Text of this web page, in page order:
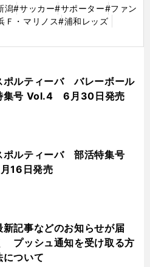
潟#サッカー#サポーター#ファン
Ｆ・マリノス#浦和レッズ
ポルティーバ バレーボール
集号 Vol.4 6月30日発売
ポルティーバ 部活特集号
16日発売
新記事などのお知らせが届
プッシュ通知を受け取る方
について